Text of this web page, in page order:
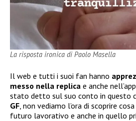
La risposta ironica di Paolo Masella
Il web e tutti i suoi fan hanno
messo nella replica e anche
stato detto sul suo conto in questo
GF , non vediamo l’ora di scoprire
futuro lavorativo e anche in quello